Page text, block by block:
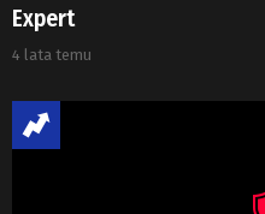
Expert
4 lata temu